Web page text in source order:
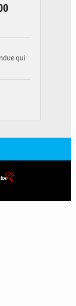
qui